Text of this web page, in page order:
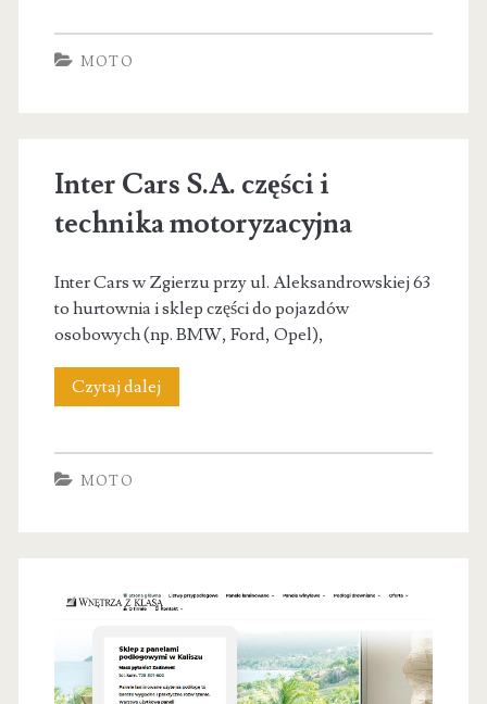
motoryzacyjna
MOTO
Inter Cars S.A. części i
technika motoryzacyjna
Inter Cars w Zgierzu przy ul. Aleksandrowskiej 63
to hurtownia i sklep części do pojazdów
osobowych (np. BMW, Ford, Opel),
Czytaj dalejInter
MOTO